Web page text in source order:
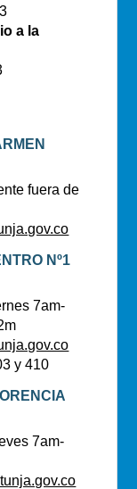
a la
fuera de
Nº1
7am-
y 410
7am-